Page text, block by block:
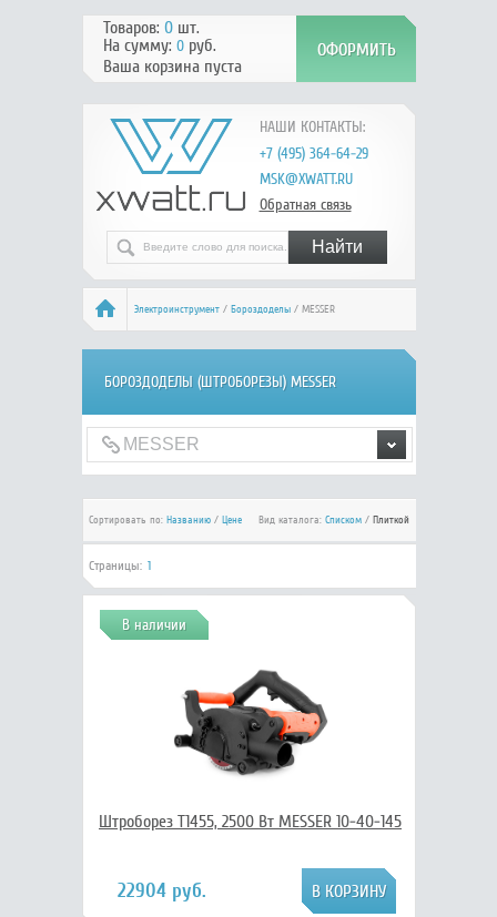
НАШИ КОНТАКТЫ:
+7 (495) 364-64-29
MSK@XWATT.RU
Обратная связь
Товаров: 0шт.
На сумму: 0руб.
Ваша корзина пуста
Электроинструмент/ Бороздоделы/ MESSER
БОРОЗДОДЕЛЫ (ШТРОБОРЕЗЫ) MESSER
Сортировать по: Названию/ Цене Вид каталога: Списком/ Плиткой
Страницы: 1
В наличии
Штроборез T1455, 2500 Вт MESSER 10-40-145
22904 руб.